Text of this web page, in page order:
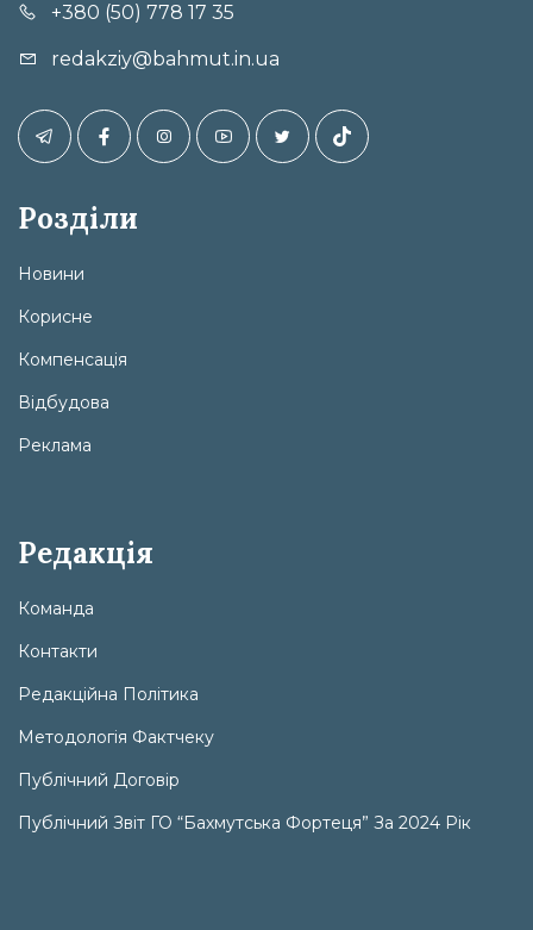
+380 (50) 778 17 35
redakziy@bahmut.in.ua
Розділи
Новини
Корисне
Компенсація
Відбудова
Реклама
Редакція
Команда
Контакти
Редакційна Політика
Методологія Фактчеку
Публічний Договір
Публічний Звіт ГО “Бахмутська Фортеця” За 2024 Рік